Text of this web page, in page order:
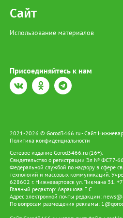
Сайт
Использование материалов
Присоединяйтесь к нам
2021-2026 © Gorod3466.ru - Сайт
Политика конфиденциальности
Сетевое издание Gorod3466.ru (16+).
Свидетельство о регистрации Эл № ФС77-
Федеральной службой по надзору в сфере
технологий и массовых коммуникаций.
628602 г. Нижневартовск ул.Пикмана 31.
Главный редактор: Аврашова Е.С.
Адрес электронной почты редакции:
По вопросам размещения рекламы: